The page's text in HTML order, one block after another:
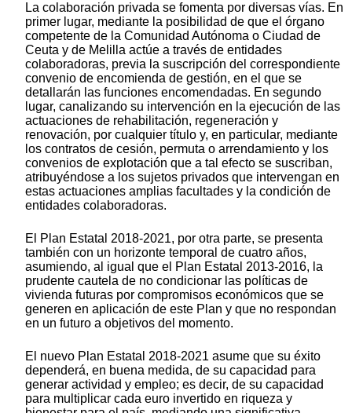
La colaboración privada se fomenta por diversas vías. En
primer lugar, mediante la posibilidad de que el órgano
competente de la Comunidad Autónoma o Ciudad de
Ceuta y de Melilla actúe a través de entidades
colaboradoras, previa la suscripción del correspondiente
convenio de encomienda de gestión, en el que se
detallarán las funciones encomendadas. En segundo
lugar, canalizando su intervención en la ejecución de las
actuaciones de rehabilitación, regeneración y
renovación, por cualquier título y, en particular, mediante
los contratos de cesión, permuta o arrendamiento y los
convenios de explotación que a tal efecto se suscriban,
atribuyéndose a los sujetos privados que intervengan en
estas actuaciones amplias facultades y la condición de
entidades colaboradoras.
El Plan Estatal 2018-2021, por otra parte, se presenta
también con un horizonte temporal de cuatro años,
asumiendo, al igual que el Plan Estatal 2013-2016, la
prudente cautela de no condicionar las políticas de
vivienda futuras por compromisos económicos que se
generen en aplicación de este Plan y que no respondan
en un futuro a objetivos del momento.
El nuevo Plan Estatal 2018-2021 asume que su éxito
dependerá, en buena medida, de su capacidad para
generar actividad y empleo; es decir, de su capacidad
para multiplicar cada euro invertido en riqueza y